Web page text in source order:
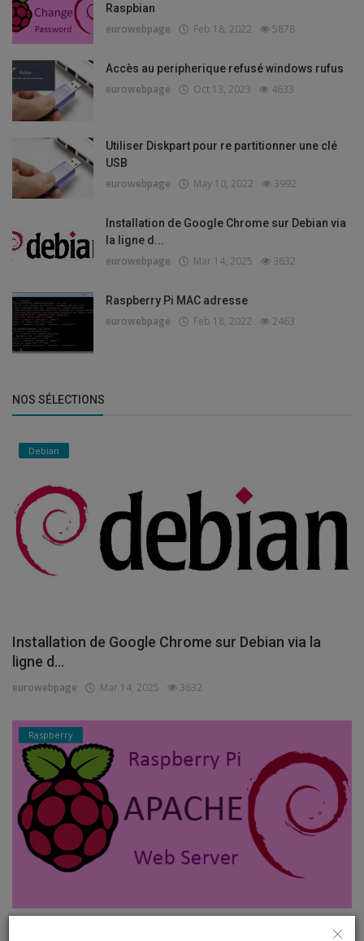
Raspbian
eurowebpage Feb 18, 2022 5878
Accès au peripherique refusé windows rufus
eurowebpage Oct 13, 2023 4633
Utiliser Diskpart pour re partitionner une clé
USB
eurowebpage May 10, 2022 3992
Installation de Google Chrome sur Debian via
la ligne d...
eurowebpage Mar 14, 2025 3632
Raspberry Pi MAC adresse
eurowebpage Feb 18, 2022 2463
NOS SÉLECTIONS
Debian
Installation de Google Chrome sur Debian via la
ligne d...
eurowebpage Mar 14, 2025 3632
Raspberry